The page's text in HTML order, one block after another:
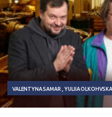
VALENTYNA SAMAR YULIIA OLKOHVSKA